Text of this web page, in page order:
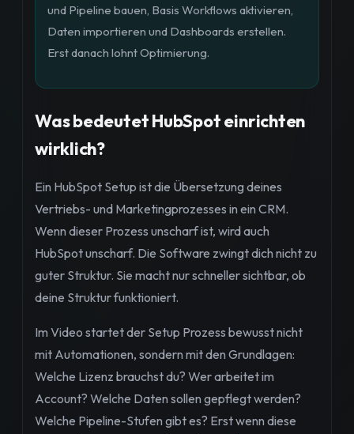
und Pipeline bauen, Basis Workflows aktivieren,
Daten importieren und Dashboards erstellen.
Erst danach lohnt Optimierung.
Was bedeutet HubSpot einrichten
wirklich?
Ein HubSpot Setup ist die Übersetzung deines
Vertriebs- und Marketingprozesses in ein CRM.
Wenn dieser Prozess unscharf ist, wird auch
HubSpot unscharf. Die Software zwingt dich nicht zu
guter Struktur. Sie macht nur schneller sichtbar, ob
deine Struktur funktioniert.
Im Video startet der Setup Prozess bewusst nicht
mit Automationen, sondern mit den Grundlagen:
Welche Lizenz brauchst du? Wer arbeitet im
Account? Welche Daten sollen gepflegt werden?
Welche Pipeline-Stufen gibt es? Erst wenn diese